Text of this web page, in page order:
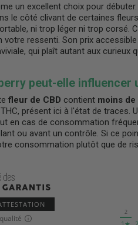
un excellent choix pour
le côté clivant de certaines
ni trop léger ni trop corsé.
votre ressenti. Son prix
qui plaît autant aux curieux
peut-elle influencer
fleur de CBD contient moins de
présent ici à l'état de
en cas de consommation
ou avant un contrôle. Si ce
consommation plutôt que de
2